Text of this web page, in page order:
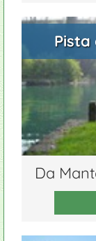
Pista
Da